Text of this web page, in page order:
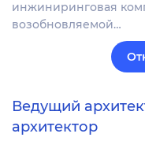
инжиниринговая
возобновляемой…
Ведущий
архитектор